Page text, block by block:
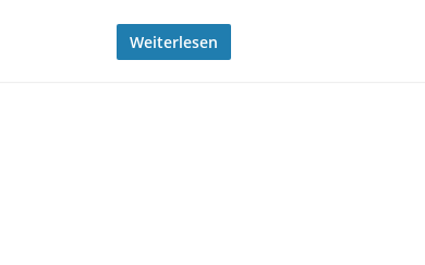
Weiterlesen